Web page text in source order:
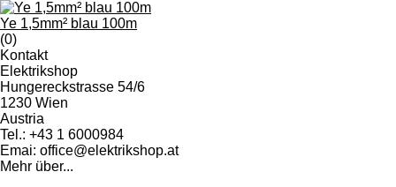
Ye 1,5mm² blau 100m
(0)
Kontakt
Elektrikshop
Hungereckstrasse 54/6
1230 Wien
Austria
Tel.: +43 1 6000984
Emai: office@elektrikshop.at
Mehr über...